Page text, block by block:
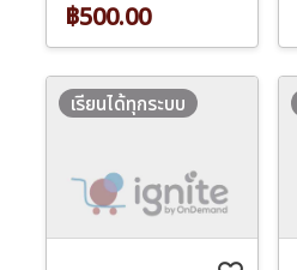
฿500.00
เรียนได้ทุกระบบ